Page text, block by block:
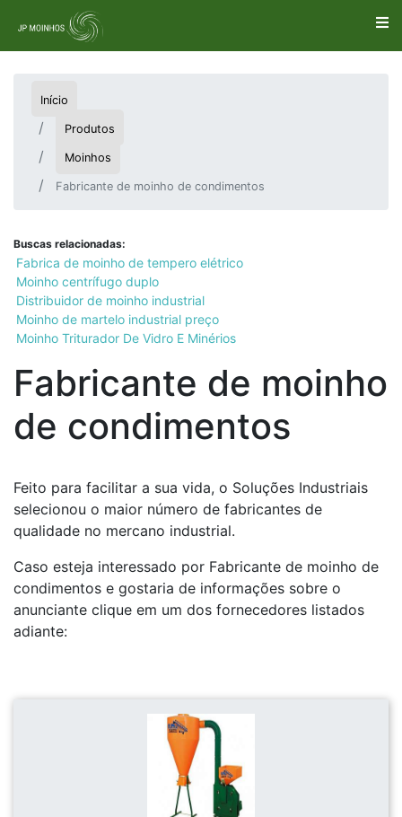
Início
Produtos
Moinhos
Fabricante de moinho de condimentos
Buscas relacionadas:
Fabrica de moinho de tempero elétrico
Moinho centrífugo duplo
Distribuidor de moinho industrial
Moinho de martelo industrial preço
Moinho Triturador De Vidro E Minérios
Fabricante de moinho
de condimentos
Feito para facilitar a sua vida, o Soluções Industriais
selecionou o maior número de fabricantes de
qualidade no mercano industrial.
Caso esteja interessado por Fabricante de moinho de
condimentos e gostaria de informações sobre o
anunciante clique em um dos fornecedores listados
adiante: